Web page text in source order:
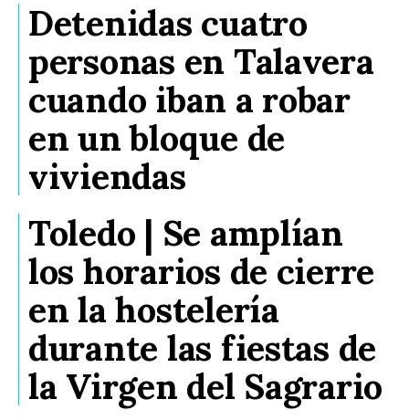
Detenidas cuatro
personas en Talavera
cuando iban a robar
en un bloque de
viviendas
Toledo | Se amplían
los horarios de cierre
en la hostelería
durante las fiestas de
la Virgen del Sagrario